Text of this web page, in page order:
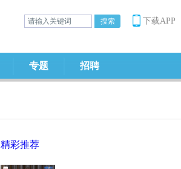
下载APP
专题 招聘
精彩推荐